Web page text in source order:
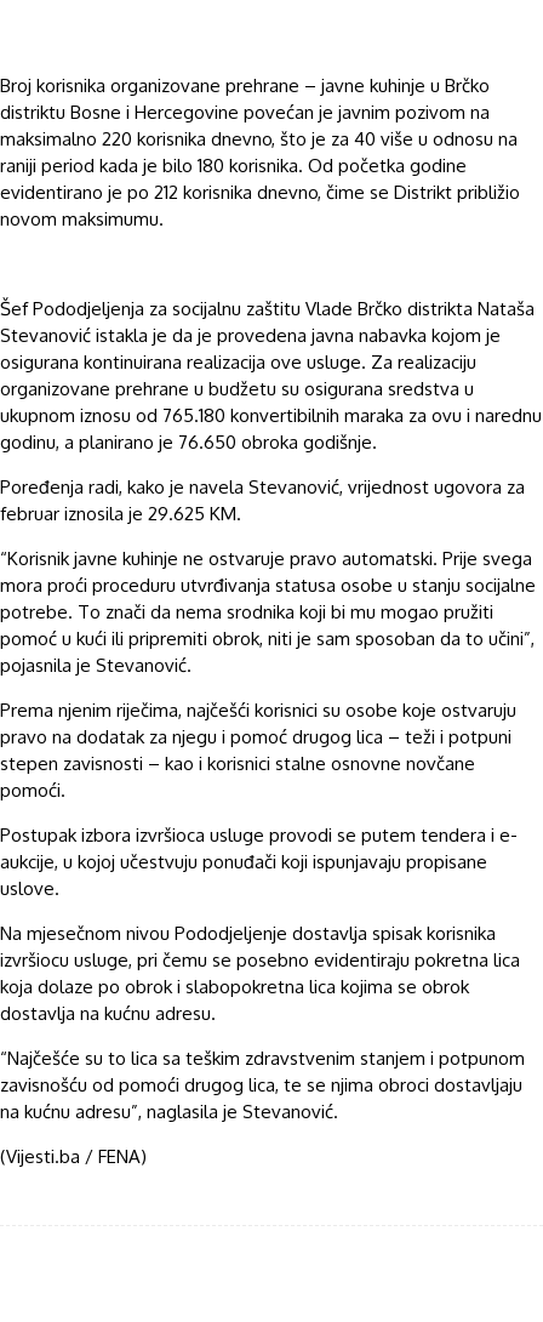
Broj korisnika organizovane prehrane – javne kuhinje u Brčko
distriktu Bosne i Hercegovine povećan je javnim pozivom na
maksimalno 220 korisnika dnevno, što je za 40 više u odnosu na
raniji period kada je bilo 180 korisnika. Od početka godine
evidentirano je po 212 korisnika dnevno, čime se Distrikt približio
novom maksimumu.
Šef Pododjeljenja za socijalnu zaštitu Vlade Brčko distrikta Nataša
Stevanović istakla je da je provedena javna nabavka kojom je
osigurana kontinuirana realizacija ove usluge. Za realizaciju
organizovane prehrane u budžetu su osigurana sredstva u
ukupnom iznosu od 765.180 konvertibilnih maraka za ovu i narednu
godinu, a planirano je 76.650 obroka godišnje.
Poređenja radi, kako je navela Stevanović, vrijednost ugovora za
februar iznosila je 29.625 KM.
“Korisnik javne kuhinje ne ostvaruje pravo automatski. Prije svega
mora proći proceduru utvrđivanja statusa osobe u stanju socijalne
potrebe. To znači da nema srodnika koji bi mu mogao pružiti
pomoć u kući ili pripremiti obrok, niti je sam sposoban da to učini”,
pojasnila je Stevanović.
Prema njenim riječima, najčešći korisnici su osobe koje ostvaruju
pravo na dodatak za njegu i pomoć drugog lica – teži i potpuni
stepen zavisnosti – kao i korisnici stalne osnovne novčane
pomoći.
Postupak izbora izvršioca usluge provodi se putem tendera i e-
aukcije, u kojoj učestvuju ponuđači koji ispunjavaju propisane
uslove.
Na mjesečnom nivou Pododjeljenje dostavlja spisak korisnika
izvršiocu usluge, pri čemu se posebno evidentiraju pokretna lica
koja dolaze po obrok i slabopokretna lica kojima se obrok
dostavlja na kućnu adresu.
“Najčešće su to lica sa teškim zdravstvenim stanjem i potpunom
zavisnošću od pomoći drugog lica, te se njima obroci dostavljaju
na kućnu adresu”, naglasila je Stevanović.
(Vijesti.ba / FENA)